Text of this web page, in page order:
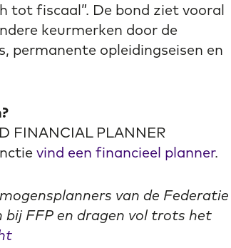
tot fiscaal”. De bond ziet vooral
keurmerken door de
permanente opleidingseisen en
FINANCIAL PLANNER
vind een financieel planner.
van de Federatie
bij FFP en dragen vol trots het